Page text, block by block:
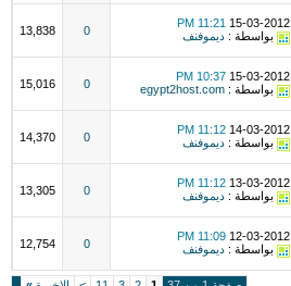
15-03-2012
11:21 PM
بواسطة : ديموفنف 0
13,838
15-03-2012
10:37 PM
بواسطة : egypt2host.com
0
15,016
14-03-2012
11:12 PM
بواسطة : ديموفنف 0
14,370
13-03-2012
11:12 PM
بواسطة : ديموفنف 0
13,305
12-03-2012
11:09 PM
بواسطة : ديموفنف 0
12,754